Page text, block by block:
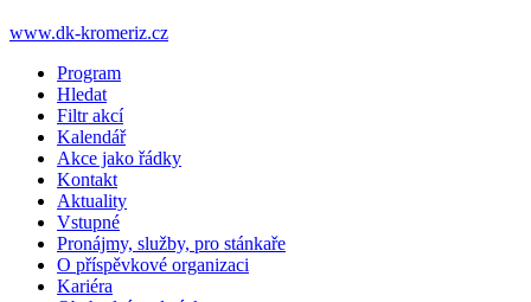
www.dk-kromeriz.cz
Program
Hledat
Filtr akcí
Kalendář
Akce jako řádky
Kontakt
Aktuality
Vstupné
Pronájmy, služby, pro stánkaře
O příspěvkové organizaci
Kariéra